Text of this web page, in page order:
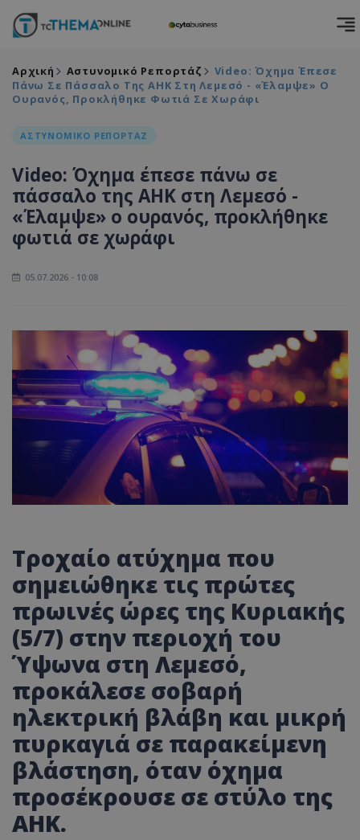
Αρχική Αστυνομικό Ρεπορτάζ
Video: Όχημα Έπεσε
Πάνω Σε Πάσσαλο Της ΑΗΚ Στη Λεμεσό - «Έλαμψε» Ο
Ουρανός, Προκλήθηκε Φωτιά Σε Χωράφι
ΑΣΤΥΝΟΜΙΚΟ ΡΕΠΟΡΤΑΖ
Video: Όχημα έπεσε πάνω σε
πάσσαλο της ΑΗΚ στη Λεμεσό -
«Έλαμψε» ο ουρανός, προκλήθηκε
φωτιά σε χωράφι
05.07.2026 - 10:08
Τροχαίο ατύχημα που
σημειώθηκε τις πρώτες
πρωινές ώρες της Κυριακής
(5/7) στην περιοχή του
Ύψωνα στη Λεμεσό,
προκάλεσε σοβαρή
ηλεκτρική βλάβη και μικρή
πυρκαγιά σε παρακείμενη
βλάστηση, όταν όχημα
προσέκρουσε σε στύλο της
ΑΗΚ.